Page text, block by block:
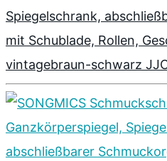
Spiegelschrank,
mit Schublade, Rollen,
vintagebraun-schwarz